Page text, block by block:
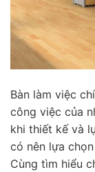
Bàn làm việc
công việc của
khi thiết kế và
có nên lựa
Cùng tìm hiểu